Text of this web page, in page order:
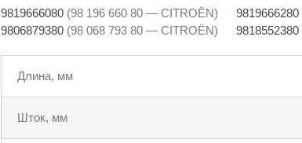
9819666080 (98 196 660 80 — CITROËN) 9819666280
9806879380 (98 068 793 80 — CITROËN) 9818552380
Длина, мм
Шток, мм